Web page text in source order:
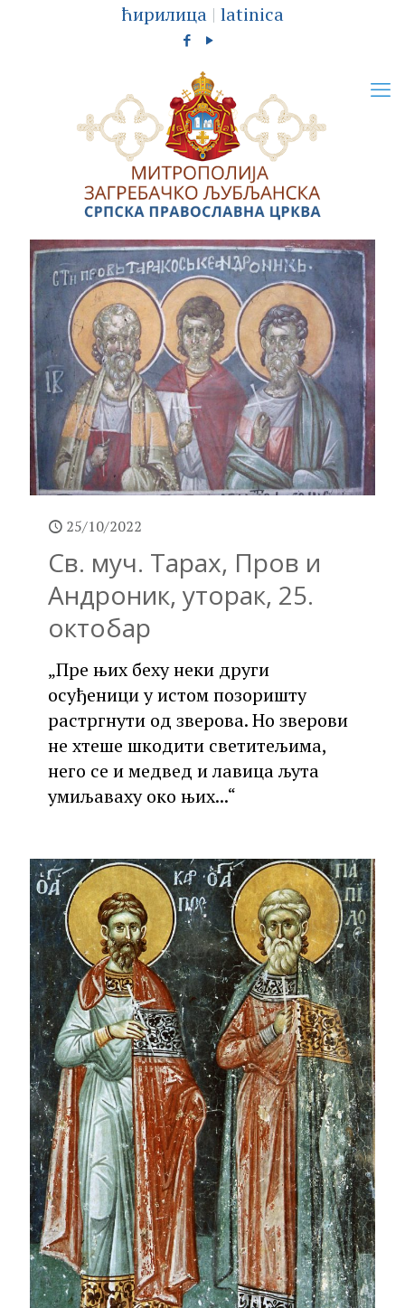
ћирилица | latinica
25/10/2022
Св. муч. Тарах, Пров и
Андроник, уторак, 25.
октобар
„Пре њих беху неки други
осуђеници у истом позоришту
растргнути од зверова. Но зверови
не хтеше шкодити светитељима,
него се и медвед и лавица љута
умиљаваху око њих...“